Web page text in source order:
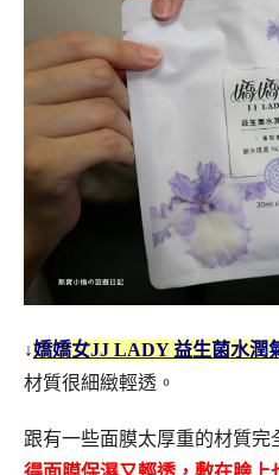
↓嬌嬌女JJ LADY 益生菌水潤
材質很細緻輕透。
跟有一些面膜太厚重的材質完